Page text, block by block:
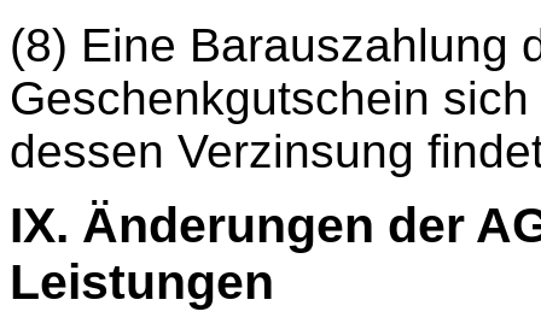
(8) Eine Barauszahlung
Geschenkgutschein
dessen Verzinsung
IX. Änderungen der
Leistungen